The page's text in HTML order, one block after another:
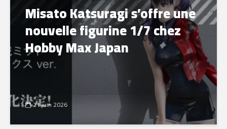
Misato Katsuragi s’offre une
nouvelle figurine 1/7 chez
Hobby Max Japan
21 juin 2026